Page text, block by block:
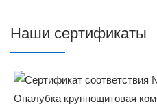
Наши сертификаты